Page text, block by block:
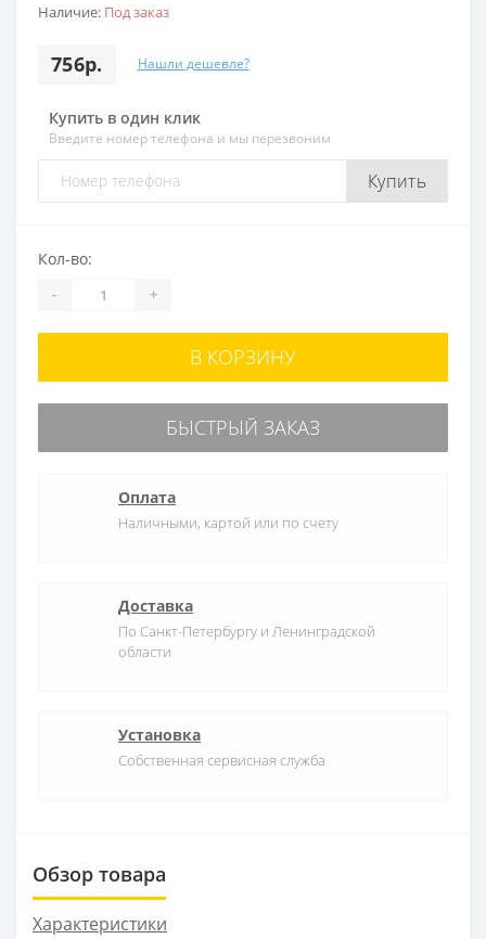
Наличие: Под заказ
756р. Нашли дешевле?
Купить в один клик
Введите номер телефона и мы перезвоним
Купить
Кол-во:
- +
В КОРЗИНУ
БЫСТРЫЙ ЗАКАЗ
Оплата
Наличными, картой или по счету
Доставка
По Санкт-Петербургу и Ленинградской
области
Установка
Собственная сервисная служба
Обзор товара
Характеристики